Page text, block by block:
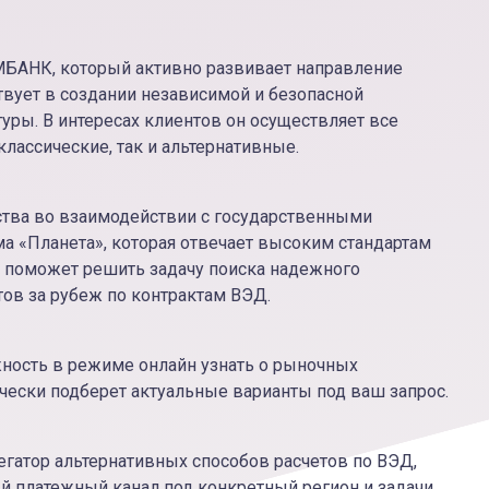
который активно развивает направление
в создании независимой и безопасной
В интересах клиентов он осуществляет все
так и альтернативные.
во взаимодействии с государственными
«Планета», которая отвечает высоким стандартам
решить задачу поиска надежного
за рубеж по контрактам ВЭД.
в режиме онлайн узнать о рыночных
подберет актуальные варианты под ваш запрос.
альтернативных способов расчетов по ВЭД,